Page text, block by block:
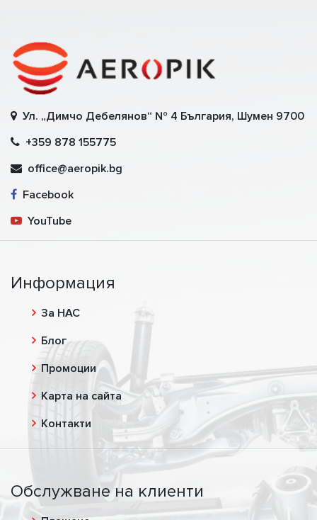
Ул. „Димчо Дебелянов“ № 4 България, Шумен 9700
+359 878 155775
office@aeropik.bg
Facebook
YouTube
Информация
За НАС
Блог
Промоции
Карта на сайта
Контакти
Обслужване на клиенти